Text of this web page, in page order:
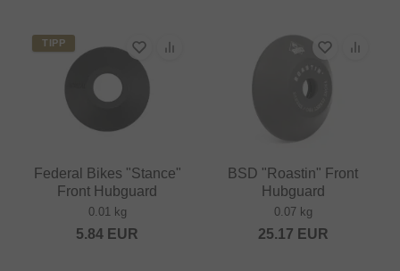
TIPP
Federal Bikes "Stance"
Front Hubguard
0.01 kg
5.84 EUR
BSD "Roastin" Front
Hubguard
0.07 kg
25.17 EUR